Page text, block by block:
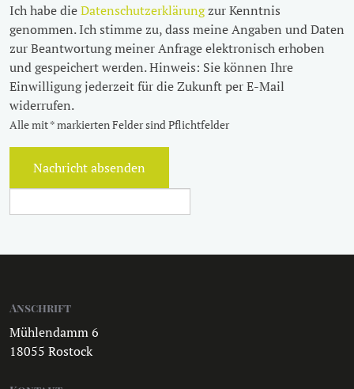
Ich habe dieDatenschutzerklärungzur Kenntnis
genommen. Ich stimme zu, dass meine Angaben und Daten
zur Beantwortung meiner Anfrage elektronisch erhoben
und gespeichert werden. Hinweis: Sie können Ihre
Einwilligung jederzeit für die Zukunft per E-Mail
widerrufen.
Alle mit * markierten Felder sind Pflichtfelder
Nachricht absenden
Anschrift
Mühlendamm 6
18055 Rostock